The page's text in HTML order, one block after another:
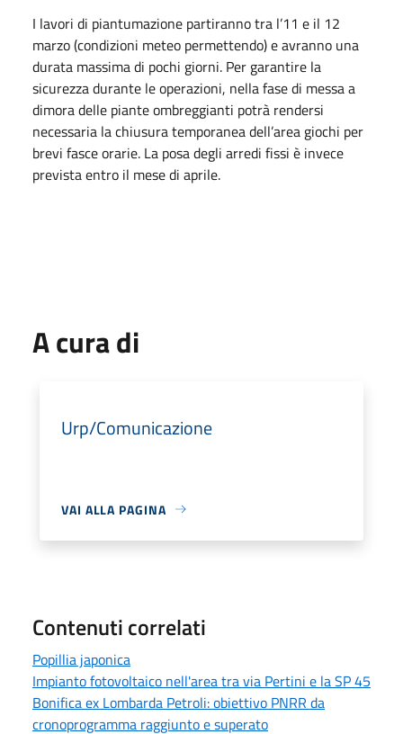
I lavori di piantumazione partiranno tra l’11 e il 12
marzo (condizioni meteo permettendo) e avranno una
durata massima di pochi giorni. Per garantire la
sicurezza durante le operazioni, nella fase di messa a
dimora delle piante ombreggianti potrà rendersi
necessaria la chiusura temporanea dell’area giochi per
brevi fasce orarie. La posa degli arredi fissi è invece
prevista entro il mese di aprile.
A cura di
Urp/Comunicazione
VAI ALLA PAGINA
Contenuti correlati
Popillia japonica
Impianto fotovoltaico nell'area tra via Pertini e la SP 45
Bonifica ex Lombarda Petroli: obiettivo PNRR da
cronoprogramma raggiunto e superato